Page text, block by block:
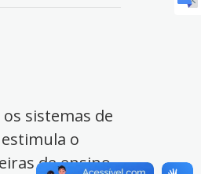
sistemas de
o
de ensino